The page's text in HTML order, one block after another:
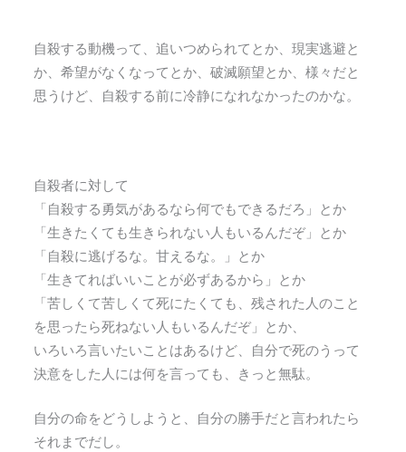
自殺する動機って、追いつめられてとか、現実逃避と
か、希望がなくなってとか、破滅願望とか、様々だと
思うけど、自殺する前に冷静になれなかったのかな。
自殺者に対して
「自殺する勇気があるなら何でもできるだろ」とか
「生きたくても生きられない人もいるんだぞ」とか
「自殺に逃げるな。甘えるな。」とか
「生きてればいいことが必ずあるから」とか
「苦しくて苦しくて死にたくても、残された人のこと
を思ったら死ねない人もいるんだぞ」とか、
いろいろ言いたいことはあるけど、自分で死のうって
決意をした人には何を言っても、きっと無駄。
自分の命をどうしようと、自分の勝手だと言われたら
それまでだし。